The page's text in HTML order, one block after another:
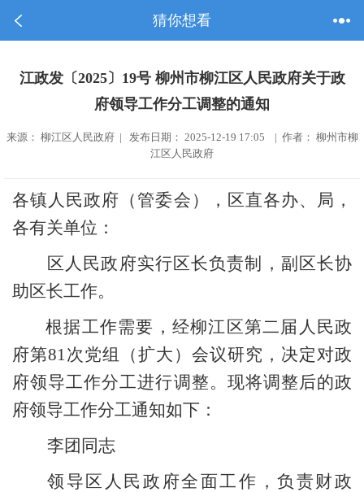
猜你想看
江政发〔2025〕19号 柳州市柳江区人民政府关于政
府领导工作分工调整的通知
来源： 柳江区人民政府 | 发布日期： 2025-12-19 17:05 | 作者： 柳州市柳
江区人民政府
各镇人民政府（管委会），区直各办、局，
各有关单位：
区人民政府实行区长负责制，副区长协
助区长工作。
根据工作需要 ， 经柳江区第二届人民政
府第81次党组（扩大） 会议研究， 决定对政
府领导工作分工进行调整。现将调整后的政
府领导工作分工通知如下：
李团同志
领导区人民政府全面工作，负责财政